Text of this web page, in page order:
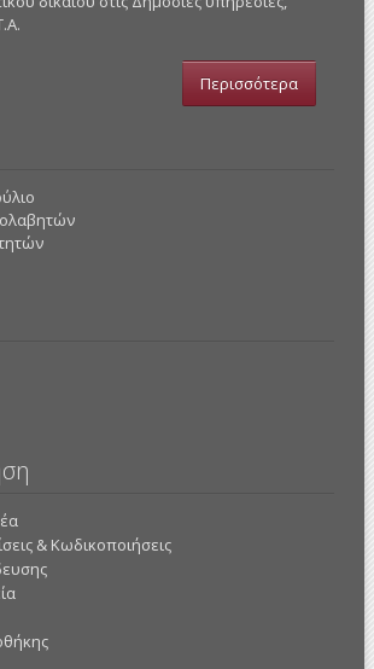
Περισσότερα
& Κωδικοποιήσεις